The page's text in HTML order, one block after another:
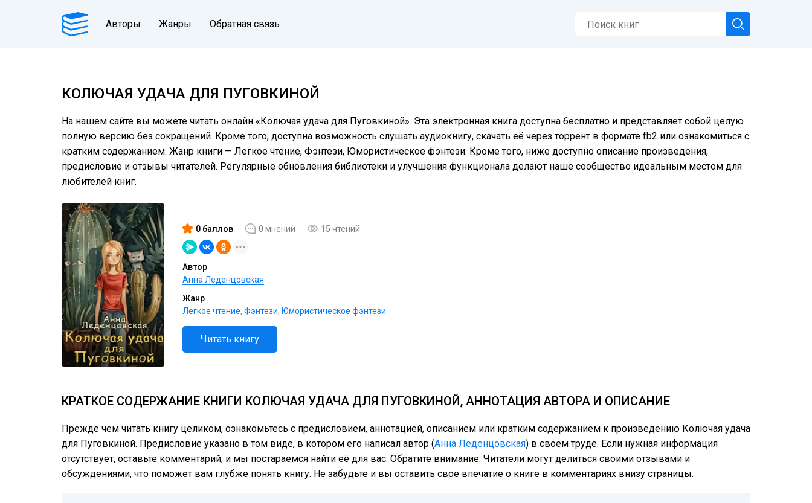
Авторы Жанры Обратная связь
КОЛЮЧАЯ УДАЧА ДЛЯ ПУГОВКИНОЙ
На нашем сайте вы можете читать онлайн «Колючая удача для Пуговкиной». Эта электронная книга доступна бесплатно и представляет собой целую
полную версию без сокращений. Кроме того, доступна возможность слушать аудиокнигу, скачать её через торрент в формате fb2 или ознакомиться с
кратким содержанием. Жанр книги — Легкое чтение, Фэнтези, Юмористическое фэнтези. Кроме того, ниже доступно описание произведения,
предисловие и отзывы читателей. Регулярные обновления библиотеки и улучшения функционала делают наше сообщество идеальным местом для
любителей книг.
0 баллов 0 мнений 15 чтений
Автор
Анна Леденцовская
Жанр
Легкое чтение, Фэнтези, Юмористическое фэнтези
Читать книгу
КРАТКОЕ СОДЕРЖАНИЕ КНИГИ КОЛЮЧАЯ УДАЧА ДЛЯ ПУГОВКИНОЙ, АННОТАЦИЯ АВТОРА И ОПИСАНИЕ
Прежде чем читать книгу целиком, ознакомьтесь с предисловием, аннотацией, описанием или кратким содержанием к произведению Колючая удача
для Пуговкиной. Предисловие указано в том виде, в котором его написал автор (Анна Леденцовская) в своем труде. Если нужная информация
отсутствует, оставьте комментарий, и мы постараемся найти её для вас. Обратите внимание: Читатели могут делиться своими отзывами и
обсуждениями, что поможет вам глубже понять книгу. Не забудьте и вы оставить свое впечатие о книге в комментариях внизу страницы.